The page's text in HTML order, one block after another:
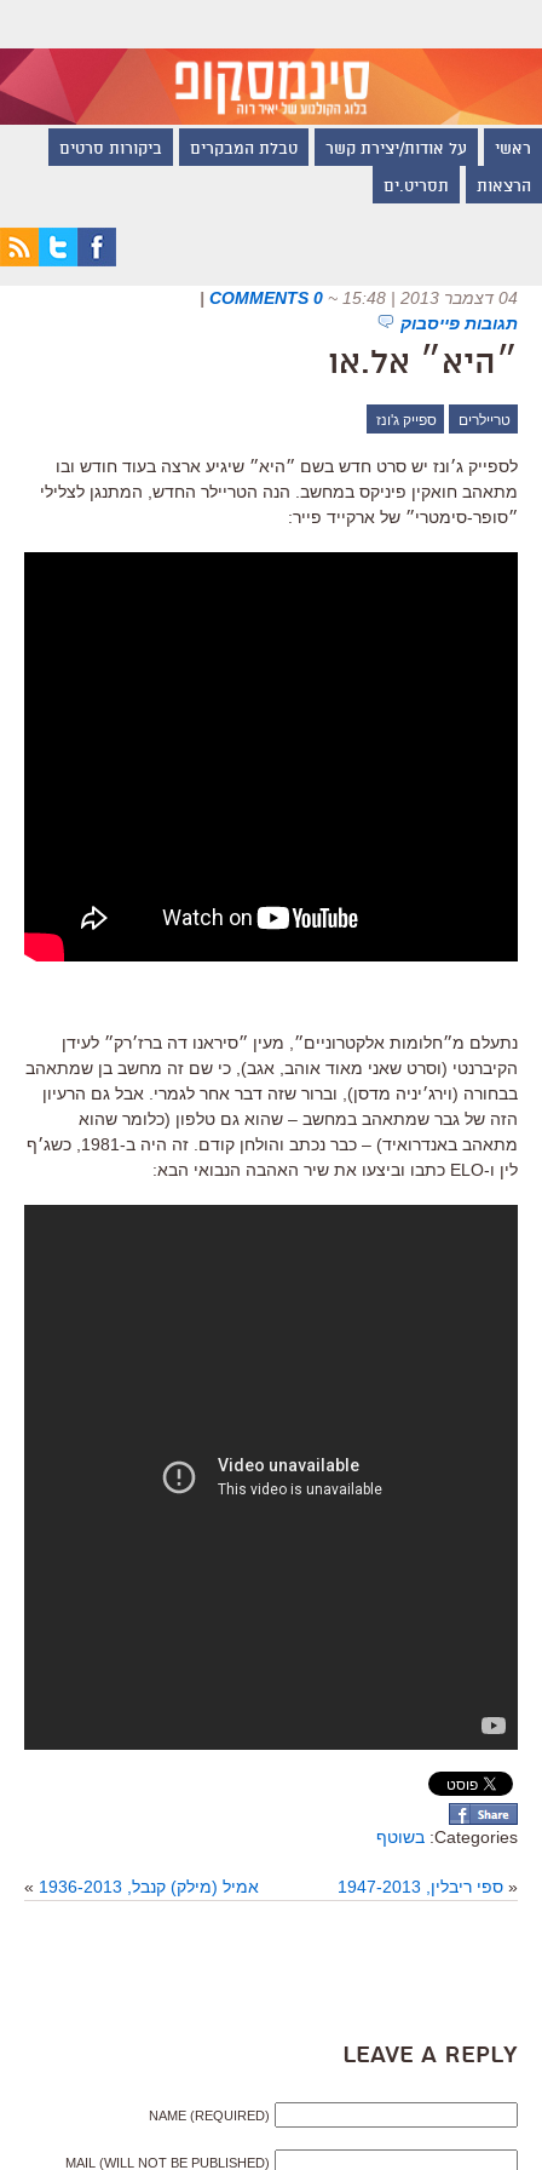
ראשי על אודות/יצירת קשר טבלת המבקרים ביקורות סרטים
הרצאות תסריט.ים
04 דצמבר 2013 | 15:48 ~
0 COMMENTS
|
תגובות פייסבוק
״היא״ אל.או
טריילרים ספייק ג'ונז
לספייק ג׳ונז יש סרט חדש בשם ״היא״ שיגיע ארצה בעוד חודש ובו
מתאהב חואקין פיניקס במחשב. הנה הטריילר החדש, המתנגן לצלילי
״סופר-סימטרי״ של ארקייד פייר:
נתעלם מ״חלומות אלקטרוניים״, מעין ״סיראנו דה ברז׳רק״ לעידן
הקיברנטי (וסרט שאני מאוד אוהב, אגב), כי שם זה מחשב בן שמתאהב
בבחורה (וירג׳יניה מדסן), וברור שזה דבר אחר לגמרי. אבל גם הרעיון
הזה של גבר שמתאהב במחשב – שהוא גם טלפון (כלומר שהוא
מתאהב באנדרואיד) – כבר נכתב והולחן קודם. זה היה ב-1981, כשג׳ף
לין ו-ELO כתבו וביצעו את שיר האהבה הנבואי הבא:
Categories: בשוטף
« ספי ריבלין, 1947-2013 אמיל (מילק) קנבל, 1936-2013 »
Leave a Reply
NAME (REQUIRED)
MAIL (WILL NOT BE PUBLISHED)